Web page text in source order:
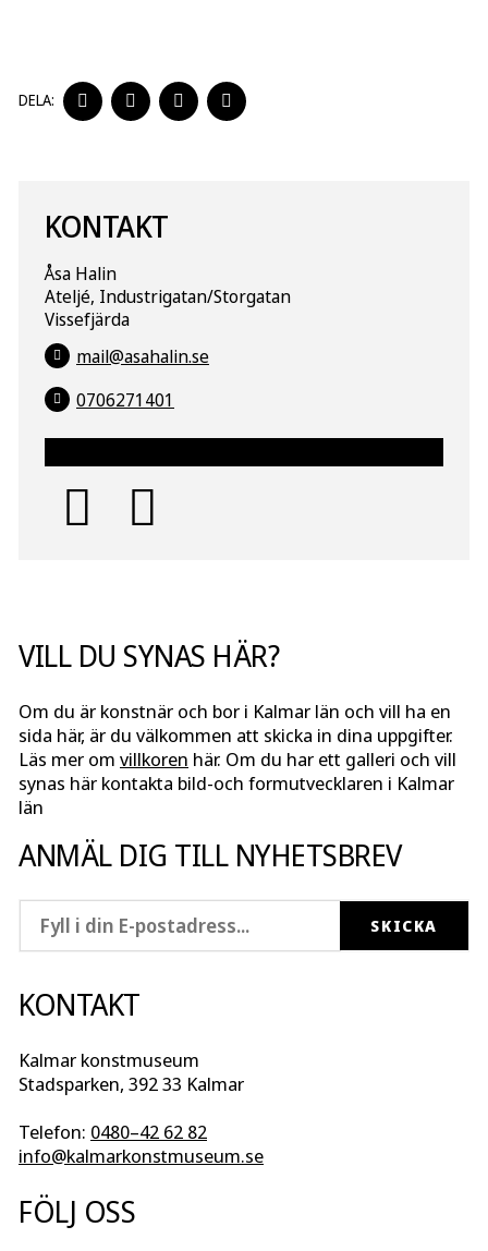
DELA:
DELA
PÅ
DELA
PÅ
DELA
PÅ
PÅ
KONTAKT
Åsa Halin
Ateljé, Industrigatan/Storgatan
Vissefjärda
mail@asahalin.se
0706271401
VILL DU SYNAS HÄR?
Om du är konstnär och bor i Kalmar län och vill ha en
sida här, är du välkommen att skicka in dina uppgifter.
Läs mer om villkoren här. Om du har ett galleri och vill
synas här kontakta bild-och formutvecklaren i Kalmar
län
ANMÄL DIG TILL NYHETSBREV
KONTAKT
Kalmar konstmuseum
Stadsparken, 392 33 Kalmar
Telefon: 0480–42 62 82
info@kalmarkonstmuseum.se
FÖLJ OSS